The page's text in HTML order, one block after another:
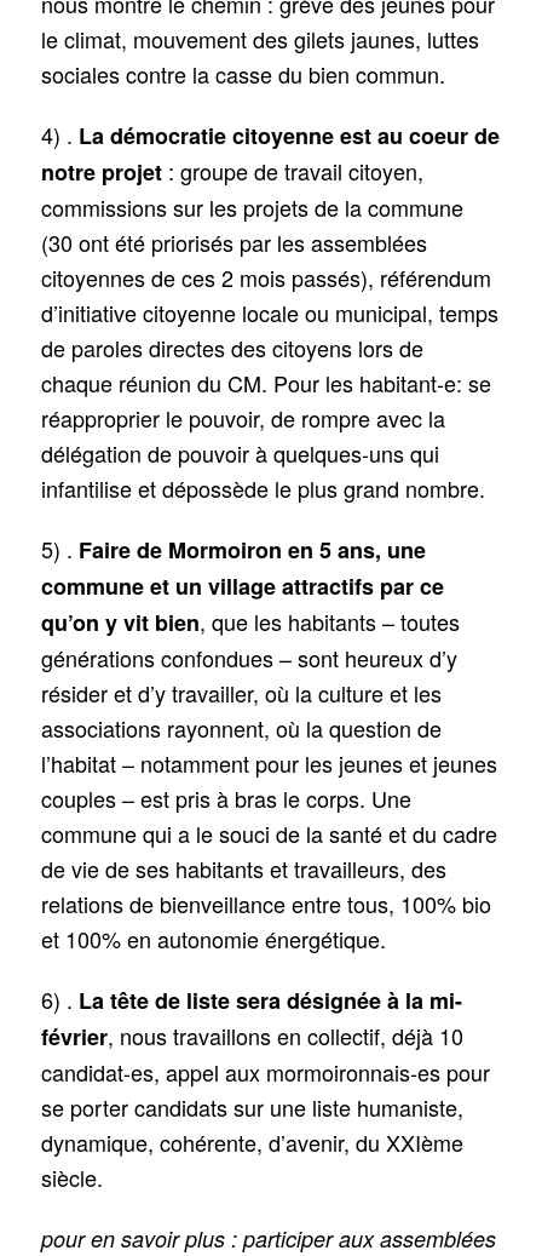
le climat, mouvement des gilets jaunes, luttes
sociales contre la casse du bien commun.
4) . La démocratie citoyenne est au coeur de
notre projet : groupe de travail citoyen,
commissions sur les projets de la commune
(30 ont été priorisés par les assemblées
citoyennes de ces 2 mois passés), référendum
d’initiative citoyenne locale ou municipal, temps
de paroles directes des citoyens lors de
chaque réunion du CM. Pour les habitant-e: se
réapproprier le pouvoir, de rompre avec la
délégation de pouvoir à quelques-uns qui
infantilise et dépossède le plus grand nombre.
5) . Faire de Mormoiron en 5 ans, une
commune et un village attractifs par ce
qu’on y vit bien, que les habitants – toutes
générations confondues – sont heureux d’y
résider et d’y travailler, où la culture et les
associations rayonnent, où la question de
l’habitat – notamment pour les jeunes et jeunes
couples – est pris à bras le corps. Une
commune qui a le souci de la santé et du cadre
de vie de ses habitants et travailleurs, des
relations de bienveillance entre tous, 100% bio
et 100% en autonomie énergétique.
6) . La tête de liste sera désignée à la mi-
février, nous travaillons en collectif, déjà 10
candidat-es, appel aux mormoironnais-es pour
se porter candidats sur une liste humaniste,
dynamique, cohérente, d’avenir, du XXIème
siècle.
pour en savoir plus : participer aux assemblées